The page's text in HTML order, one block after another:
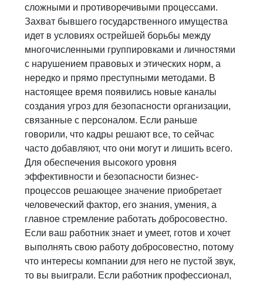
сложными и противоречивыми процессами.
Захват бывшего государственного имущества
идет в условиях острейшей борьбы между
многочисленными группировками и личностями
с нарушением правовых и этических норм, а
нередко и прямо преступными методами. В
настоящее время появились новые каналы
создания угроз для безопасности организации,
связанные с персоналом. Если раньше
говорили, что кадры решают все, то сейчас
часто добавляют, что они могут и лишить всего.
Для обеспечения высокого уровня
эффективности и безопасности бизнес-
процессов решающее значение приобретает
человеческий фактор, его знания, умения, а
главное стремление работать добросовестно.
Если ваш работник знает и умеет, готов и хочет
выполнять свою работу добросовестно, потому
что интересы компании для него не пустой звук,
то вы выиграли. Если работник профессионал,